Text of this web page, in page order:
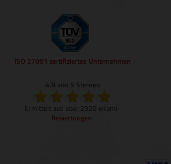
ISO 27001 zertifiziertes Unternehmen
4.9 von 5 Sternen
Ermittelt aus über 2920 eKomi-
Bewertungen